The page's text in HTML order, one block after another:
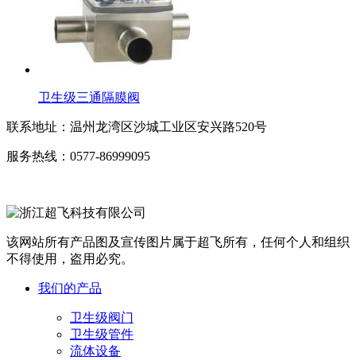
卫生级三通隔膜阀
联系地址： 温州龙湾区沙城工业区安兴路520号
服务热线： 0577-86999095
该网站所有产品图及宣传图片属于超飞所有，任何个人和组织
不得使用，盗用必究。
我们的产品
卫生级阀门
卫生级管件
流体设备